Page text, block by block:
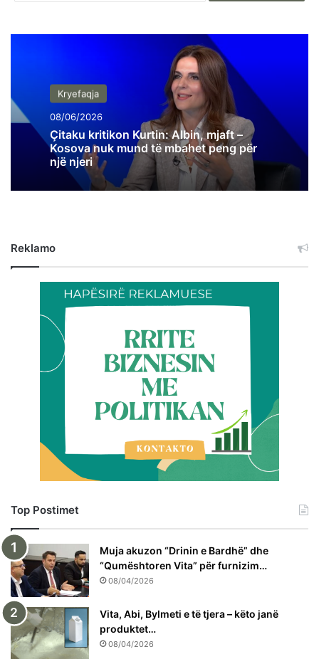
Kryefaqja
08/06/2026
Çitaku kritikon Kurtin: Albin, mjaft –
Kosova nuk mund të mbahet peng për
një njeri
Reklamo
Top Postimet
Muja akuzon “Drinin e Bardhë” dhe
“Qumështoren Vita” për furnizim…
08/04/2026
Vita, Abi, Bylmeti e të tjera – këto janë
produktet…
08/04/2026